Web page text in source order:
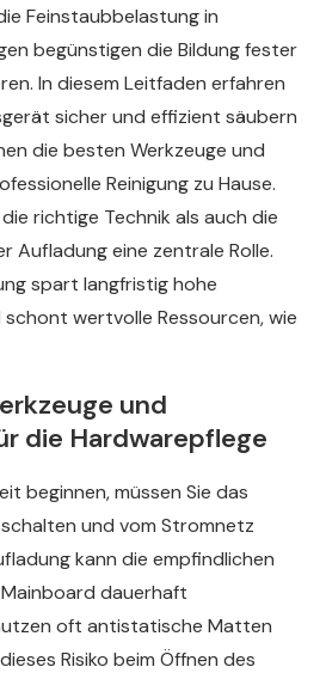
Feinstaubbelastung in
begünstigen die Bildung fester
In diesem Leitfaden erfahren
sicher und effizient säubern
die besten Werkzeuge und
Reinigung zu Hause.
richtige Technik als auch die
Aufladung eine zentrale Rolle.
spart langfristig hohe
wertvolle Ressourcen, wie
und
die Hardwarepflege
beginnen, müssen Sie das
und vom Stromnetz
kann die empfindlichen
dauerhaft
oft antistatische Matten
Risiko beim Öffnen des